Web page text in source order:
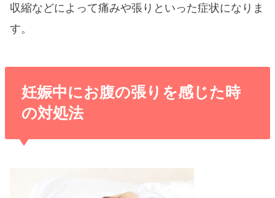
収縮などによって痛みや張りといった症状になりま
す。
妊娠中にお腹の張りを感じた時
の対処法